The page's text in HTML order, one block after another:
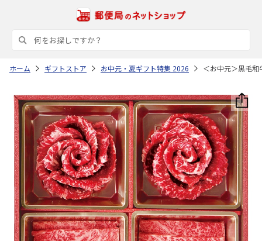
ホーム ギフトストア お中元・夏ギフト特集 2026 ＜お中元＞黒毛